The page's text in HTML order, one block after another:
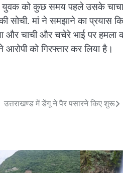
युवक को कुछ समय पहले उसके
मां ने समझाने का प्रयास
और चाची और चचेरे भाई पर हमला
को गिरफ्तार कर लिया है।
उत्तराखण्ड में डेंगू ने पैर पसारने किए शुरू